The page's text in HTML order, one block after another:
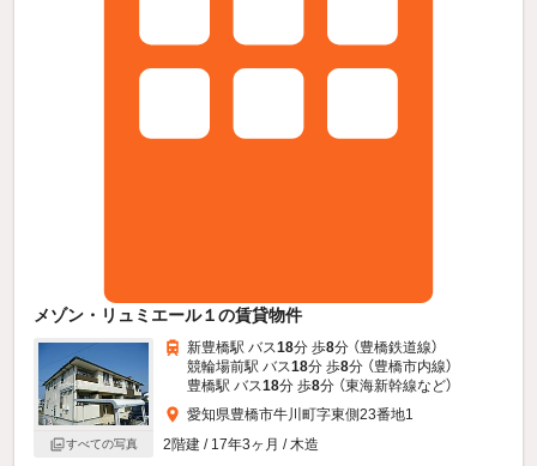
メゾン・リュミエール１の賃貸物件
すべての写真
新豊橋駅 バス18分 歩8分 （豊橋鉄道線）
競輪場前駅 バス18分 歩8分 （豊橋市内線）
豊橋駅 バス18分 歩8分 （東海新幹線など）
愛知県豊橋市牛川町字東側23番地1
2階建 / 17年3ヶ月 / 木造